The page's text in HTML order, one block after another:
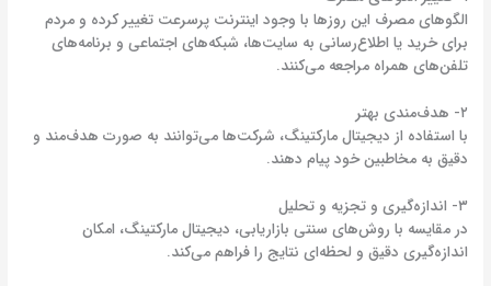
الگوهای مصرف این روزها با وجود اینترنت پرسرعت تغییر کرده و مردم
برای خرید یا اطلاع‌رسانی به سایت‌ها، شبکه‌های اجتماعی و برنامه‌های
تلفن‌های همراه مراجعه می‌کنند.
۲- هدف‌مندی بهتر
با استفاده از دیجیتال مارکتینگ، شرکت‌ها می‌توانند به صورت هدف‌مند و
دقیق به مخاطبین خود پیام دهند.
۳- اندازه‌گیری و تجزیه و تحلیل
در مقایسه با روش‌های سنتی بازاریابی، دیجیتال مارکتینگ، امکان
اندازه‌گیری دقیق و لحظه‌ای نتایج را فراهم می‌کند.